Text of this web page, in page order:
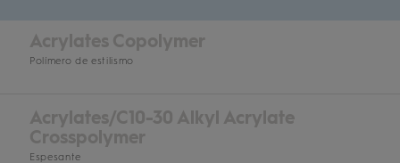
Acrylates Copolymer
Polímero de estilismo
Acrylates/C10-30 Alkyl Acrylate
Crosspolymer
Espesante